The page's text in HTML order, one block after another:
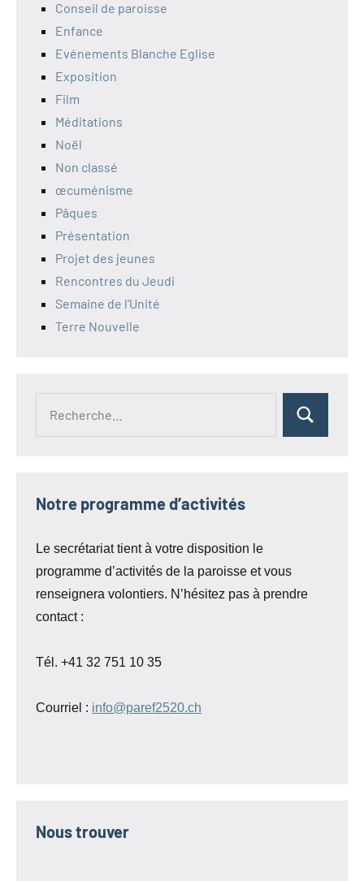
Conseil de paroisse
Enfance
Evénements Blanche Eglise
Exposition
Film
Méditations
Noël
Non classé
œcuménisme
Pâques
Présentation
Projet des jeunes
Rencontres du Jeudi
Semaine de l'Unité
Terre Nouvelle
Rechercher
Notre programme d’activités
Le secrétariat tient à votre disposition le
programme d’activités de la paroisse et vous
renseignera volontiers. N’hésitez pas à prendre
contact :
Tél. +41 32 751 10 35
Courriel : info@paref2520.ch
Nous trouver